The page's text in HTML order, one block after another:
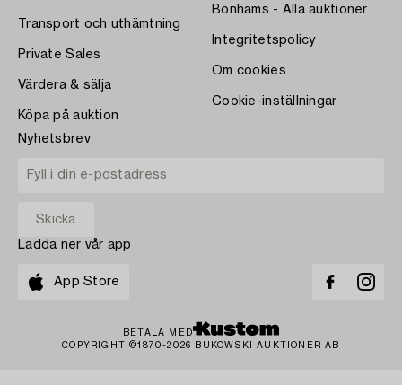
Transport och uthämtning
Private Sales
Värdera & sälja
Köpa på auktion
Bonhams - Alla auktioner
Integritetspolicy
Om cookies
Cookie-inställningar
Nyhetsbrev
Ladda ner vår app
App Store
BETALA MED
COPYRIGHT ©1870-2026 BUKOWSKI AUKTIONER AB